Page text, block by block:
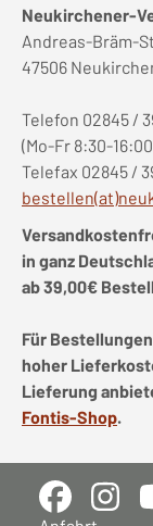
Neukirchener-
Andreas-Bräm-
47506
Telefon 02845 /
(Mo-Fr 8:30-
Telefax 02845 /
in ganz
ab 39,00€
Für
hoher
Lieferung
Fontis-Shop.